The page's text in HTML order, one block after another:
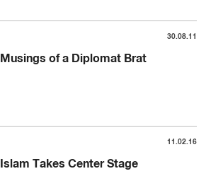
30.08.11
Musings of a Diplomat Brat
11.02.16
Islam Takes Center Stage